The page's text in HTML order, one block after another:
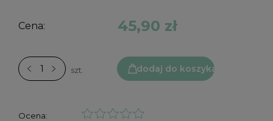
Cena: 45,90 zł
szt. dodaj do koszyka
Ocena: